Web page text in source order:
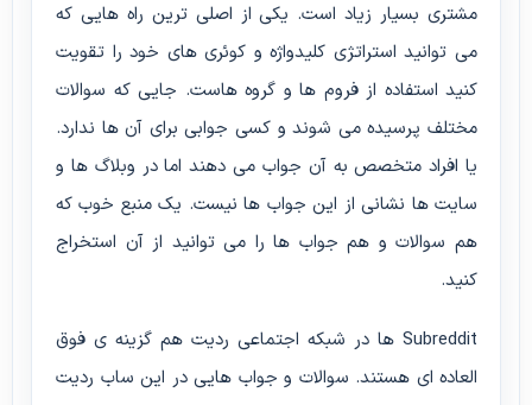
مشتری بسیار زیاد است. یکی از اصلی ترین راه هایی که
می توانید استراتژی کلیدواژه و کوئری های خود را تقویت
کنید استفاده از فروم ها و گروه هاست. جایی که سوالات
مختلف پرسیده می شوند و کسی جوابی برای آن ها ندارد.
یا افراد متخصص به آن جواب می دهند اما در وبلاگ ها و
سایت ها نشانی از این جواب ها نیست. یک منبع خوب که
هم سوالات و هم جواب ها را می توانید از آن استخراج
کنید.
Subreddit ها در شبکه اجتماعی ردیت هم گزینه ی فوق
العاده ای هستند. سوالات و جواب هایی در این ساب ردیت